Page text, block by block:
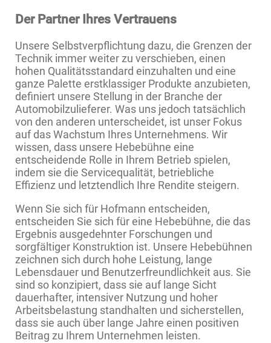
Der Partner Ihres Vertrauens
Unsere Selbstverpflichtung dazu, die Grenzen der
Technik immer weiter zu verschieben, einen
hohen Qualitätsstandard einzuhalten und eine
ganze Palette erstklassiger Produkte anzubieten,
definiert unsere Stellung in der Branche der
Automobilzulieferer. Was uns jedoch tatsächlich
von den anderen unterscheidet, ist unser Fokus
auf das Wachstum Ihres Unternehmens. Wir
wissen, dass unsere Hebebühne eine
entscheidende Rolle in Ihrem Betrieb spielen,
indem sie die Servicequalität, betriebliche
Effizienz und letztendlich Ihre Rendite steigern.
Wenn Sie sich für Hofmann entscheiden,
entscheiden Sie sich für eine Hebebühne, die das
Ergebnis ausgedehnter Forschungen und
sorgfältiger Konstruktion ist. Unsere Hebebühnen
zeichnen sich durch hohe Leistung, lange
Lebensdauer und Benutzerfreundlichkeit aus. Sie
sind so konzipiert, dass sie auf lange Sicht
dauerhafter, intensiver Nutzung und hoher
Arbeitsbelastung standhalten und sicherstellen,
dass sie auch über lange Jahre einen positiven
Beitrag zu Ihrem Unternehmen leisten.